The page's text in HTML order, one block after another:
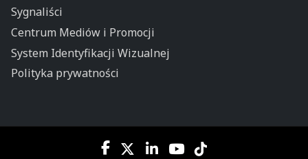
Sygnaliści
Centrum Mediów i Promocji
System Identyfikacji Wizualnej
Polityka prywatności